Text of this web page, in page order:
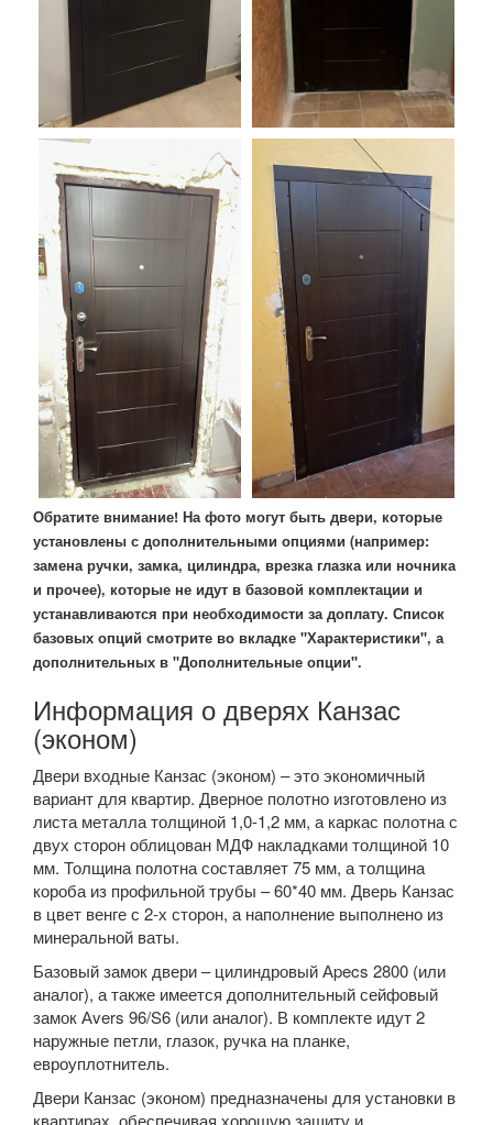
Обратите внимание! На фото могут быть двери, которые
установлены с дополнительными опциями (например:
замена ручки, замка, цилиндра, врезка глазка или ночника
и прочее), которые не идут в базовой комплектации и
устанавливаются при необходимости за доплату. Список
базовых опций смотрите во вкладке "Характеристики", а
дополнительных в "Дополнительные опции".
Информация о дверях Канзас
(эконом)
Двери входные Канзас (эконом) – это экономичный
вариант для квартир. Дверное полотно изготовлено из
листа металла толщиной 1,0-1,2 мм, а каркас полотна с
двух сторон облицован МДФ накладками толщиной 10
мм. Толщина полотна составляет 75 мм, а толщина
короба из профильной трубы – 60*40 мм. Дверь Канзас
в цвет венге с 2-х сторон, а наполнение выполнено из
минеральной ваты.
Базовый замок двери – цилиндровый Аpecs 2800 (или
аналог), а также имеется дополнительный сейфовый
замок Аvers 96/S6 (или аналог). В комплекте идут 2
наружные петли, глазок, ручка на планке,
евроуплотнитель.
Двери Канзас (эконом) предназначены для установки в
квартирах, обеспечивая хорошую защиту и